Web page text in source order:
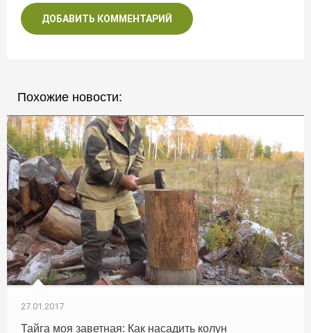
ДОБАВИТЬ КОММЕНТАРИЙ
Похожие новости:
27.01.2017
Тайга моя заветная: Как насадить колун